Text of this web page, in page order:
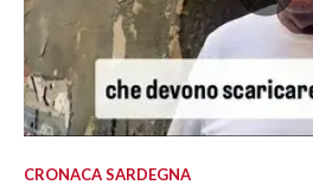
CRONACA SARDEGNA